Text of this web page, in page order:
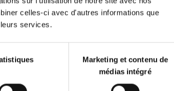
celles-ci avec d'autres informations que
services.
Marketing et contenu de
médias intégré
a PRO -
edition
Ajouter au